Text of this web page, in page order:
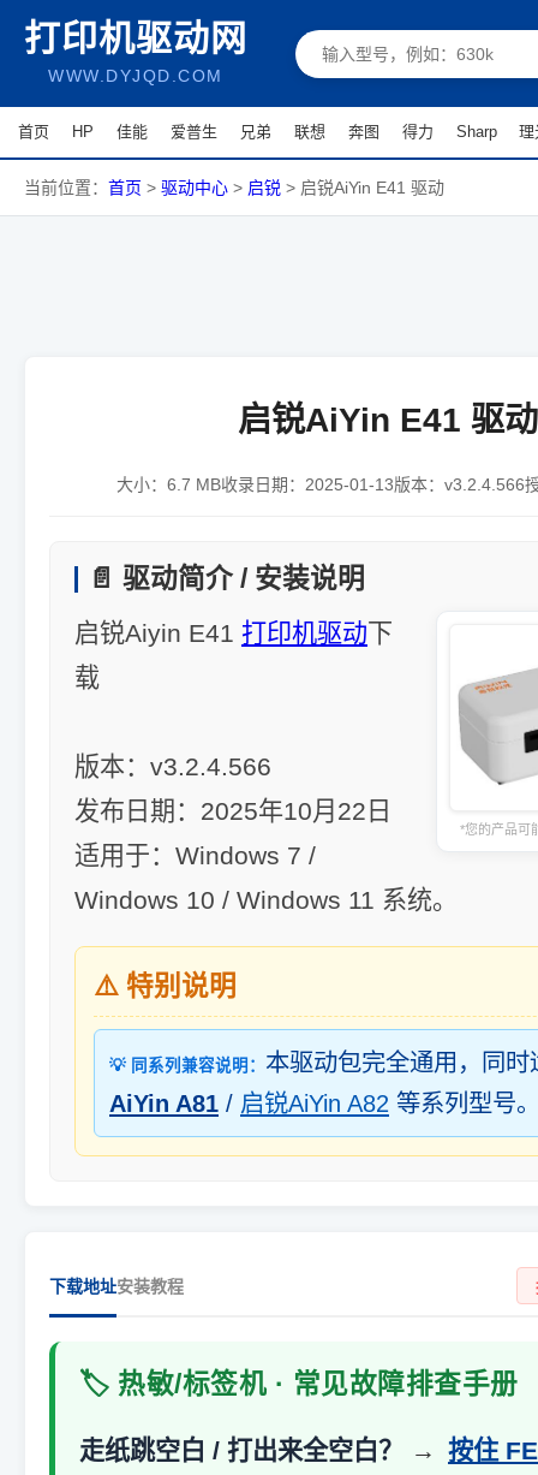
打印机驱动网
WWW.DYJQD.COM
首页 HP 佳能 爱普生 兄弟 联想 奔图 得力 Sharp 理
当前位置： 首页 > 驱动中心 > 启锐 > 启锐AiYin E41 驱动
启锐AiYin E41 驱动
大小： 6.7 MB收录日期： 2025-01-13版本： v3.2.4.566
📄 驱动简介 / 安装说明
*您的产品可
启锐Aiyin E41 打印机驱动下
载
版本：v3.2.4.566
发布日期：2025年10月22日
适用于：Windows 7 /
Windows 10 / Windows 11 系统。
⚠️ 特别说明
💡 同系列兼容说明： 本驱动包完全通用，同
AiYin A81 / 启锐AiYin A82 等系列型号
下载地址安装教程
🏷️ 热敏/标签机 · 常见故障排查手册
走纸跳空白 / 打出来全空白？ →
按住